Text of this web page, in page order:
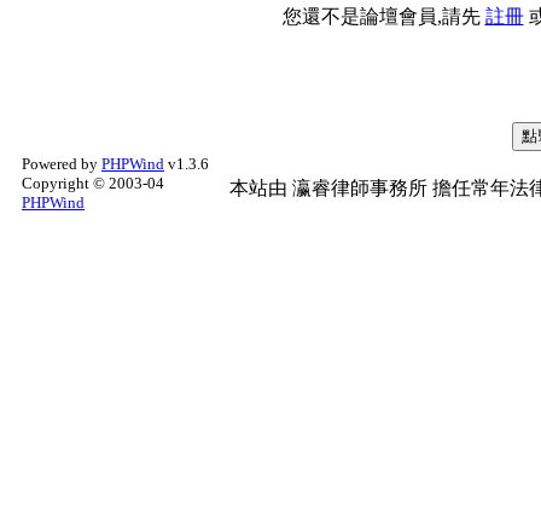
您還不是論壇會員,請先 註冊
Powered by PHPWind v1.3.6
Copyright © 2003-04
PHPWind
本站由 瀛睿律師事務所 擔任常年法